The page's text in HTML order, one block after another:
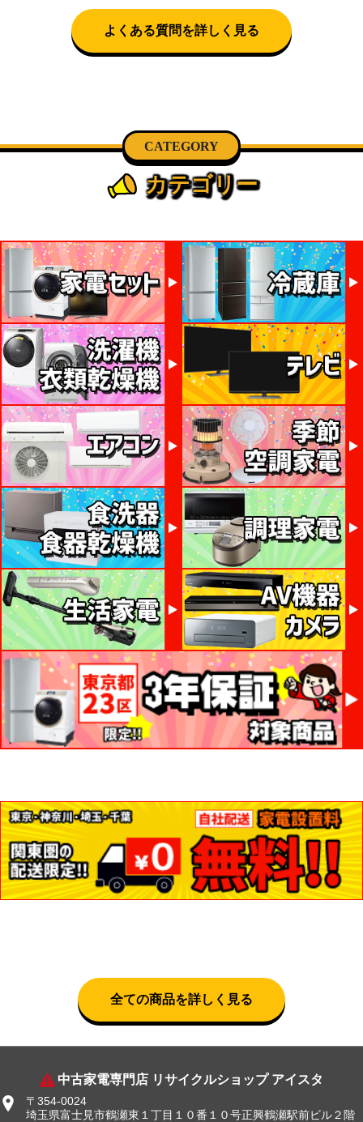
話にて日時決定に関するご連絡をさせて頂きます。
よくある質問を詳しく見る
CATEGORY
カテゴリー
全ての商品を詳しく見る
中古家電専門店 リサイクルショップ アイスタ
〒354-0024
埼玉県富士見市鶴瀬東１丁目１０番１０号正興鶴瀬駅前ビル２階